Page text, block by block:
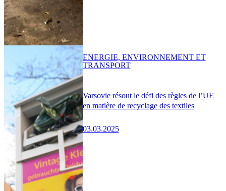
Varsovie résout le défi des règles de l’UE
en matière de recyclage des textiles
03.03.2025
ENERGIE, ENVIRONNEMENT ET
TRANSPORT